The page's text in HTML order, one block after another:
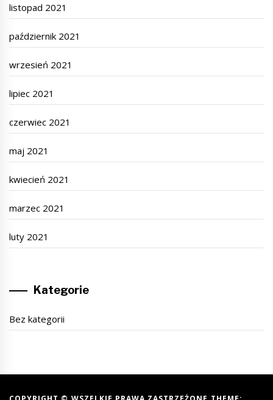
listopad 2021
październik 2021
wrzesień 2021
lipiec 2021
czerwiec 2021
maj 2021
kwiecień 2021
marzec 2021
luty 2021
Kategorie
Bez kategorii